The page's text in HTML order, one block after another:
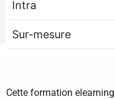
Intra
Sur-mesure
Cette formation